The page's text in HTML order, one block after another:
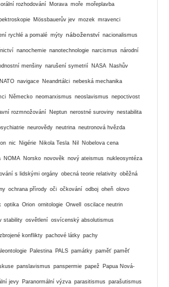
rozhodování Morava moře mořeplavba
Mössbauerův jev mozek mravenci
rychlé a pomalé mýty náboženství nacionalismus
nanochemie nanotechnologie narcismus národní
menšiny narušení symetrií NASA Nashův
NATO navigace Neandrtálci nebeská mechanika
Německo neomarxismus neoslavismus nepoctivost
rozmnožování Neptun nerostné suroviny nestabilita
neurovědy neutrina neutronová hvězda
nic Nigérie Nikola Tesla Nil Nobelova cena
NOMA Norsko novověk nový ateismus nukleosyntéza
s lidskými orgány obecná teorie relativity oběžná
ochrana přírody oči očkování odboj oheň olovo
optika Orion ornitologie Orwell oscilace neutrin
stability osvětlení osvícenský absolutismus
konflikty pachové látky pachy
Palestina PALS památky paměť paměť
panslavismus panspermie papež Papua Nová-
jevy Paranormální výzva parasitismus parašutismus